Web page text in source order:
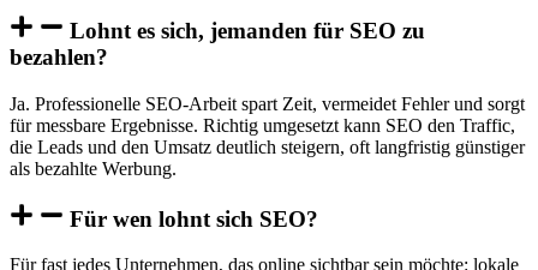
Lohnt es sich, jemanden für SEO zu
bezahlen?
Ja. Professionelle SEO-Arbeit spart Zeit, vermeidet Fehler und sorgt
für messbare Ergebnisse. Richtig umgesetzt kann SEO den Traffic,
die Leads und den Umsatz deutlich steigern, oft langfristig günstiger
als bezahlte Werbung.
Für wen lohnt sich SEO?
Für fast jedes Unternehmen, das online sichtbar sein möchte: lokale